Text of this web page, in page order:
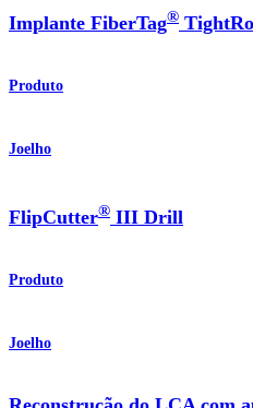
Implante FiberTag®
Produto
Joelho
FlipCutter® III Drill
Produto
Joelho